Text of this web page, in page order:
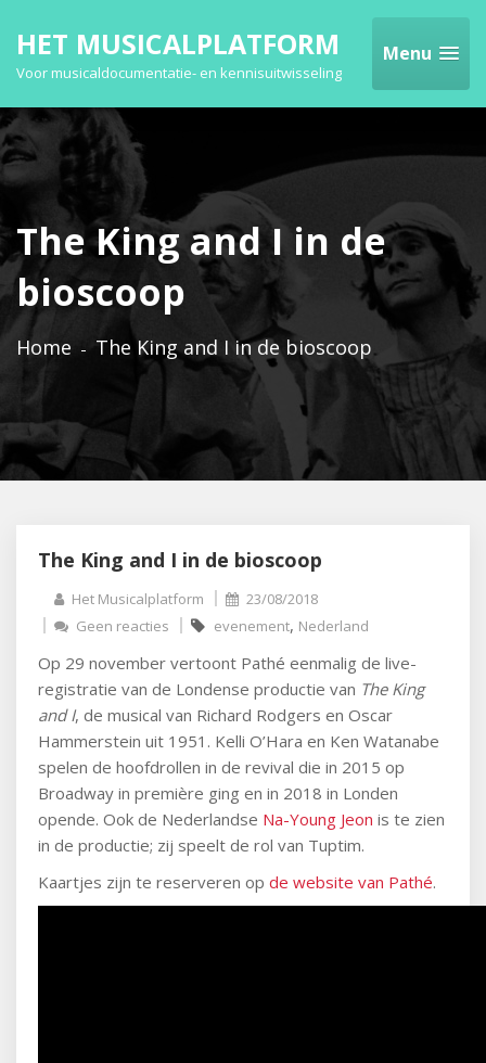
HET MUSICALPLATFORM
Voor musicaldocumentatie- en kennisuitwisseling
Menu
The King and I in de
bioscoop
Home The King and I in de bioscoop
The King and I in de bioscoop
Het Musicalplatform
23/08/2018
Geen reacties
evenement, Nederland
Op 29 november vertoont Pathé eenmalig de live-
registratie van de Londense productie van The King
and I, de musical van Richard Rodgers en Oscar
Hammerstein uit 1951. Kelli O’Hara en Ken Watanabe
spelen de hoofdrollen in de revival die in 2015 op
Broadway in première ging en in 2018 in Londen
opende. Ook de Nederlandse Na-Young Jeon is te zien
in de productie; zij speelt de rol van Tuptim.
Kaartjes zijn te reserveren op de website van Pathé.